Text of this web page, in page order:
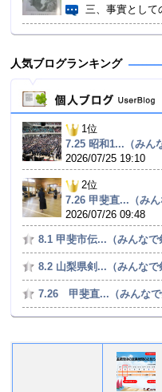
三、事實として
人気ブログランキング
1位
7.25 昭和1...（みん
2026/07/25 19:10
2位
7.26 甲斐直...（みん
2026/07/26 09:48
8.1 甲斐市伝...（みんなで
8.2 山梨県剣...（みんなで
7.26 甲斐直...（みんなで